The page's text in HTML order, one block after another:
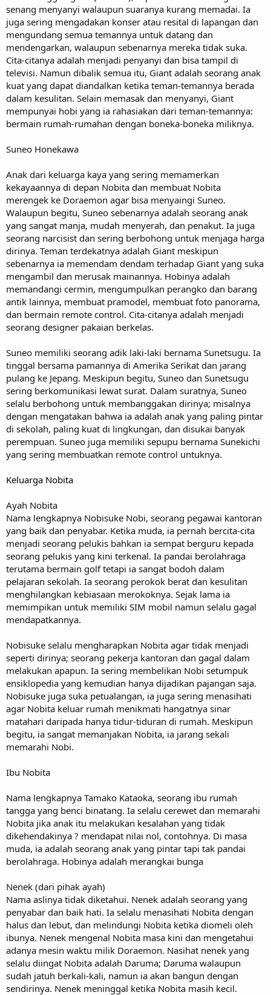
senang menyanyi walaupun suaranya kurang memadai. Ia
juga sering mengadakan konser atau resital di lapangan dan
mengundang semua temannya untuk datang dan
mendengarkan, walaupun sebenarnya mereka tidak suka.
Cita-citanya adalah menjadi penyanyi dan bisa tampil di
televisi. Namun dibalik semua itu, Giant adalah seorang anak
kuat yang dapat diandalkan ketika teman-temannya berada
dalam kesulitan. Selain memasak dan menyanyi, Giant
mempunyai hobi yang ia rahasiakan dari teman-temannya:
bermain rumah-rumahan dengan boneka-boneka miliknya.
Suneo Honekawa
Anak dari keluarga kaya yang sering memamerkan
kekayaannya di depan Nobita dan membuat Nobita
merengek ke Doraemon agar bisa menyaingi Suneo.
Walaupun begitu, Suneo sebenarnya adalah seorang anak
yang sangat manja, mudah menyerah, dan penakut. Ia juga
seorang narcisist dan sering berbohong untuk menjaga harga
dirinya. Teman terdekatnya adalah Giant meskipun
sebenarnya ia memendam dendam terhadap Giant yang suka
mengambil dan merusak mainannya. Hobinya adalah
memandangi cermin, mengumpulkan perangko dan barang
antik lainnya, membuat pramodel, membuat foto panorama,
dan bermain remote control. Cita-citanya adalah menjadi
seorang designer pakaian berkelas.
Suneo memiliki seorang adik laki-laki bernama Sunetsugu. Ia
tinggal bersama pamannya di Amerika Serikat dan jarang
pulang ke Jepang. Meskipun begitu, Suneo dan Sunetsugu
sering berkomunikasi lewat surat. Dalam suratnya, Suneo
selalu berbohong untuk membanggakan dirinya; misalnya
dengan mengatakan bahwa ia adalah anak yang paling pintar
di sekolah, paling kuat di lingkungan, dan disukai banyak
perempuan. Suneo juga memiliki sepupu bernama Sunekichi
yang sering membuatkan remote control untuknya.
Keluarga Nobita
Ayah Nobita
Nama lengkapnya Nobisuke Nobi, seorang pegawai kantoran
yang baik dan penyabar. Ketika muda, ia pernah bercita-cita
menjadi seorang pelukis bahkan ia sempat berguru kepada
seorang pelukis yang kini terkenal. Ia pandai berolahraga
terutama bermain golf tetapi ia sangat bodoh dalam
pelajaran sekolah. Ia seorang perokok berat dan kesulitan
menghilangkan kebiasaan merokoknya. Sejak lama ia
memimpikan untuk memiliki SIM mobil namun selalu gagal
mendapatkannya.
Nobisuke selalu mengharapkan Nobita agar tidak menjadi
seperti dirinya; seorang pekerja kantoran dan gagal dalam
melakukan apapun. Ia sering membelikan Nobi setumpuk
ensiklopedia yang kemudian hanya dijadikan pajangan saja.
Nobisuke juga suka petualangan, ia juga sering menasihati
agar Nobita keluar rumah menikmati hangatnya sinar
matahari daripada hanya tidur-tiduran di rumah. Meskipun
begitu, ia sangat memanjakan Nobita, ia jarang sekali
memarahi Nobi.
Ibu Nobita
Nama lengkapnya Tamako Kataoka, seorang ibu rumah
tangga yang benci binatang. Ia selalu cerewet dan memarahi
Nobita jika anak itu melakukan kesalahan yang tidak
dikehendakinya ? mendapat nilai nol, contohnya. Di masa
muda, ia adalah seorang anak yang pintar tapi tak pandai
berolahraga. Hobinya adalah merangkai bunga
Nenek (dari pihak ayah)
Nama aslinya tidak diketahui. Nenek adalah seorang yang
penyabar dan baik hati. Ia selalu menasihati Nobita dengan
halus dan lebut, dan melindungi Nobita ketika diomeli oleh
ibunya. Nenek mengenal Nobita masa kini dan mengetahui
adanya mesin waktu milik Doraemon. Nasihat nenek yang
selalu diingat Nobita adalah Daruma; Daruma walaupun
sudah jatuh berkali-kali, namun ia akan bangun dengan
sendirinya. Nenek meninggal ketika Nobita masih kecil.